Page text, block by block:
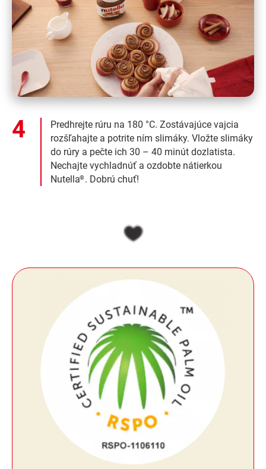
Predhrejte rúru na 180 °C. Zostávajúce vajcia
rozšľahajte a potrite ním slimáky. Vložte slimáky
do rúry a pečte ich 30 – 40 minút dozlatista.
Nechajte vychladnúť a ozdobte nátierkou
Nutella®. Dobrú chuť!